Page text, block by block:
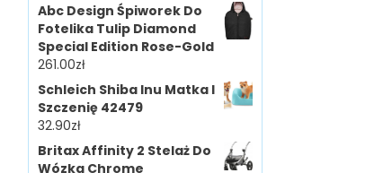
Abc Design Śpiworek Do
Fotelika Tulip Diamond
Special Edition Rose-Gold
261.00zł
Schleich Shiba Inu Matka I
Szczenię 42479
32.90zł
Britax Affinity 2 Stelaż Do
Wózka Chrome